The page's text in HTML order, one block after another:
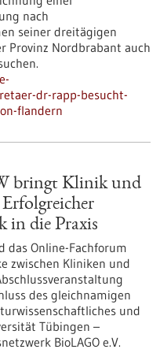
nach
seiner dreitägigen
Provinz Nordbrabant auch
dr-rapp-besucht-
flandern
bringt Klinik und
in die Praxis
das Online-Fachforum
zwischen Kliniken und
des gleichnamigen
und
Tübingen –
BioLAGO e.V.